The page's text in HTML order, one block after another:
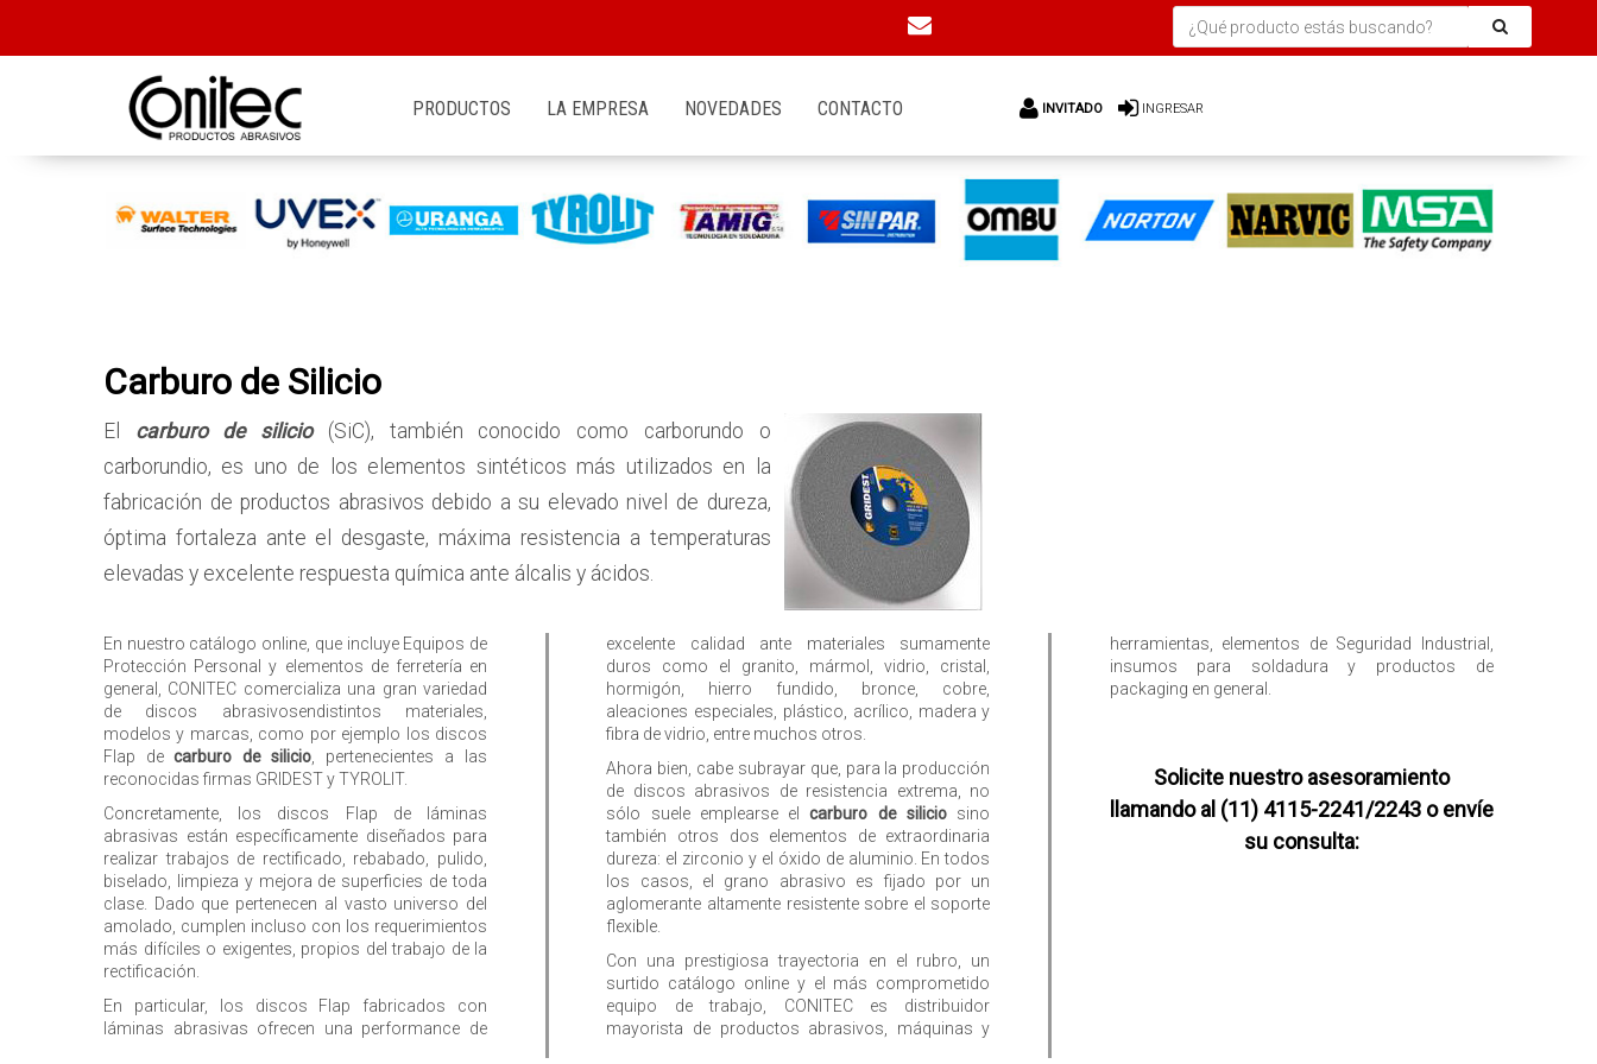
INVITADO INGRESAR
PRODUCTOS LA EMPRESA NOVEDADES CONTACTO
Carburo de Silicio
El carburo de silicio (SiC), también conocido como carborundo o
carborundio, es uno de los elementos sintéticos más utilizados en la
fabricación de productos abrasivos debido a su elevado nivel de dureza,
óptima fortaleza ante el desgaste, máxima resistencia a temperaturas
elevadas y excelente respuesta química ante álcalis y ácidos.
En nuestro catálogo online, que incluye Equipos de
Protección Personal y elementos de ferretería en
general, CONITEC comercializa una gran variedad
de discos abrasivosendistintos materiales,
modelos y marcas, como por ejemplo los discos
Flap de carburo de silicio , pertenecientes a las
reconocidas firmas GRIDEST y TYROLIT.
Concretamente, los discos Flap de láminas
abrasivas están específicamente diseñados para
realizar trabajos de rectificado, rebabado, pulido,
biselado, limpieza y mejora de superficies de toda
clase. Dado que pertenecen al vasto universo del
amolado, cumplen incluso con los requerimientos
más difíciles o exigentes, propios del trabajo de la
rectificación.
En particular, los discos Flap fabricados con
láminas abrasivas ofrecen una performance de
excelente calidad ante materiales sumamente
duros como el granito, mármol, vidrio, cristal,
hormigón, hierro fundido, bronce, cobre,
aleaciones especiales, plástico, acrílico, madera y
fibra de vidrio, entre muchos otros.
Ahora bien, cabe subrayar que, para la producción
de discos abrasivos de resistencia extrema, no
sólo suele emplearse elcarburo de silicio sino
también otros dos elementos de extraordinaria
dureza: el zirconio y el óxido de aluminio. En todos
los casos, el grano abrasivo es fijado por un
aglomerante altamente resistente sobre el soporte
flexible.
Con una prestigiosa trayectoria en el rubro, un
surtido catálogo online y el más comprometido
equipo de trabajo, CONITEC es distribuidor
mayorista de productos abrasivos, máquinas y
herramientas, elementos de Seguridad Industrial,
insumos para soldadura y productos de
packaging en general.
Solicite nuestro asesoramiento
llamando al (11) 4115-2241/2243 o envíe
su consulta: